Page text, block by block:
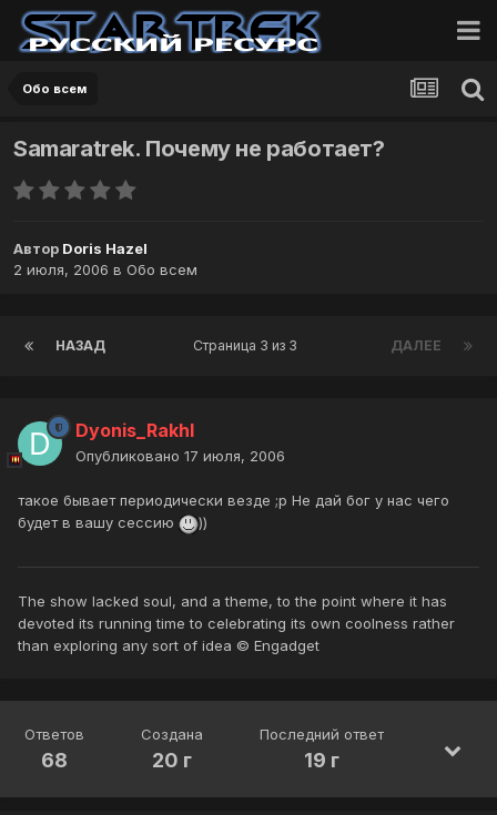
Обо всем
Samaratrek. Почему не работает?
Автор Doris Hazel
2 июля, 2006 в Обо всем
НАЗАД ДАЛЕЕ
Страница 3 из 3
Dyonis_Rakhl
Опубликовано 17 июля, 2006
такое бывает периодически везде ;р Не дай бог у нас чего
будет в вашу сессию
))
The show lacked soul, and a theme, to the point where it has
devoted its running time to celebrating its own coolness rather
than exploring any sort of idea © Engadget
Ответов
68
Создана
20 г
Последний ответ
19 г